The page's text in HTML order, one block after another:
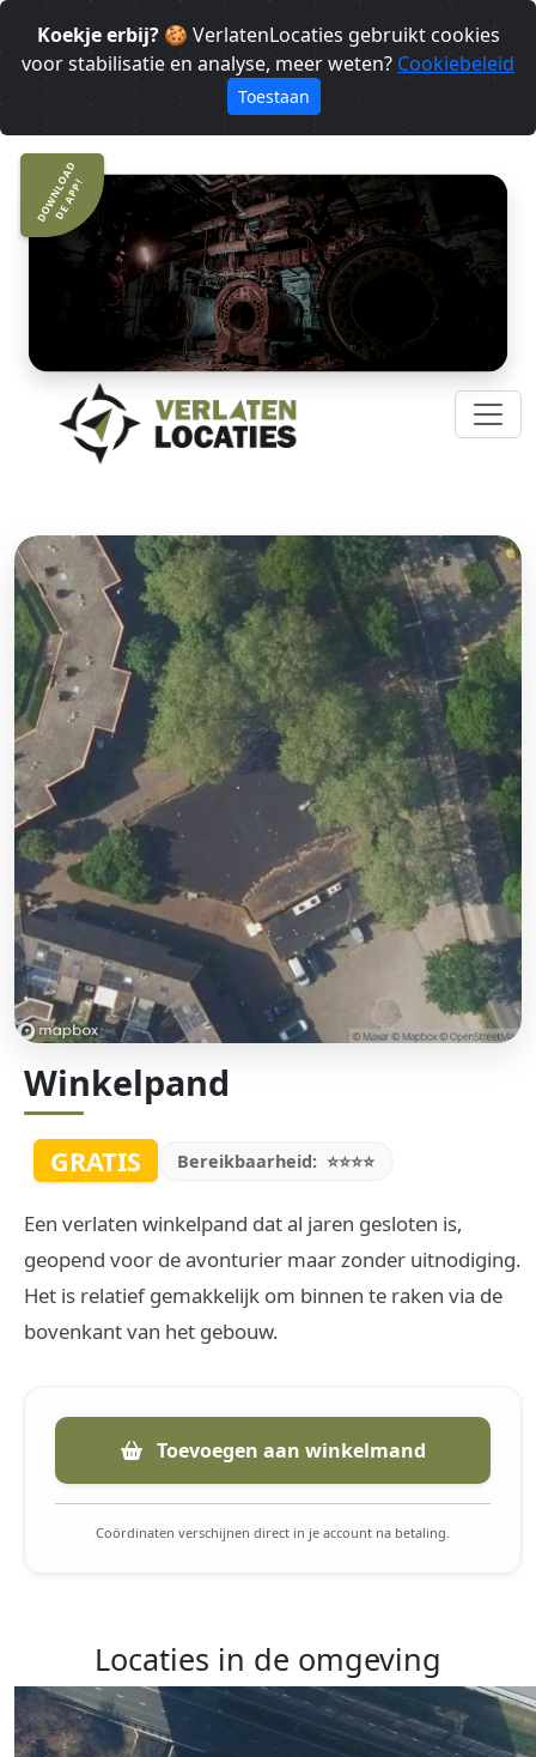
Koekje erbij?🍪 VerlatenLocaties gebruikt cookies
voor stabilisatie en analyse, meer weten? Cookiebeleid
Toestaan
DOWNLOAD
DE APP!
Winkelpand
GRATIS Bereikbaarheid: ⭐⭐⭐⭐
Een verlaten winkelpand dat al jaren gesloten is,
geopend voor de avonturier maar zonder uitnodiging.
Het is relatief gemakkelijk om binnen te raken via de
bovenkant van het gebouw.
Toevoegen aan winkelmand
Coördinaten verschijnen direct in je account na betaling.
Locaties in de omgeving